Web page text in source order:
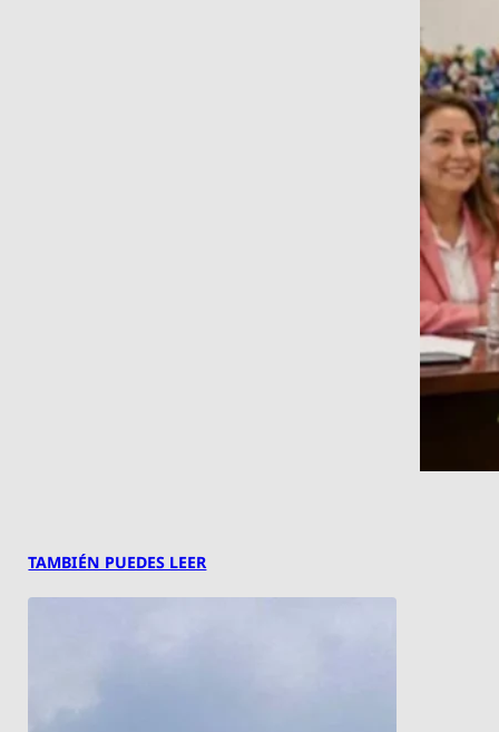
TAMBIÉN PUEDES LEER